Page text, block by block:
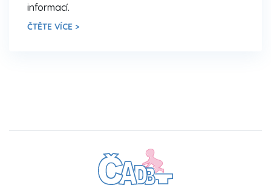
informací.
ČTĚTE VÍCE >